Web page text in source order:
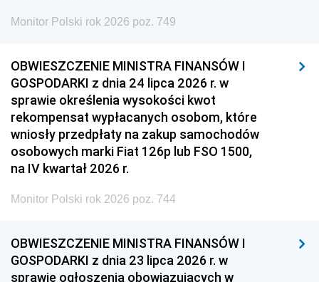
Monitor Polski rok 2026 poz. 749
OBWIESZCZENIE MINISTRA FINANSÓW I
GOSPODARKI z dnia 24 lipca 2026 r. w
sprawie określenia wysokości kwot
rekompensat wypłacanych osobom, które
wniosły przedpłaty na zakup samochodów
osobowych marki Fiat 126p lub FSO 1500,
na IV kwartał 2026 r.
Monitor Polski rok 2026 poz. 744
OBWIESZCZENIE MINISTRA FINANSÓW I
GOSPODARKI z dnia 23 lipca 2026 r. w
sprawie ogłoszenia obowiązujących w